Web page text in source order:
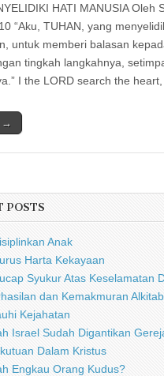
HATI MANUSIA Oleh
“Aku, TUHAN, yang
untuk memberi balasan
tingkah langkahnya,
I the LORD search the heart,
→
POSTS
Anak
Harta Kekayaan
Syukur Atas Keselamatan
dan Kemakmuran
Kejahatan
Israel Sudah Digantikan
Dalam Kristus
Engkau Orang Kudus?